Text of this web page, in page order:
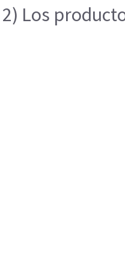
2) Los